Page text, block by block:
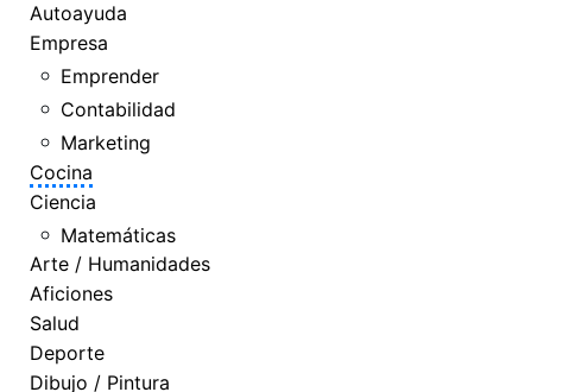
Autoayuda
Empresa
Emprender
Contabilidad
Marketing
Cocina
Ciencia
Matemáticas
Arte / Humanidades
Aficiones
Salud
Deporte
Dibujo / Pintura